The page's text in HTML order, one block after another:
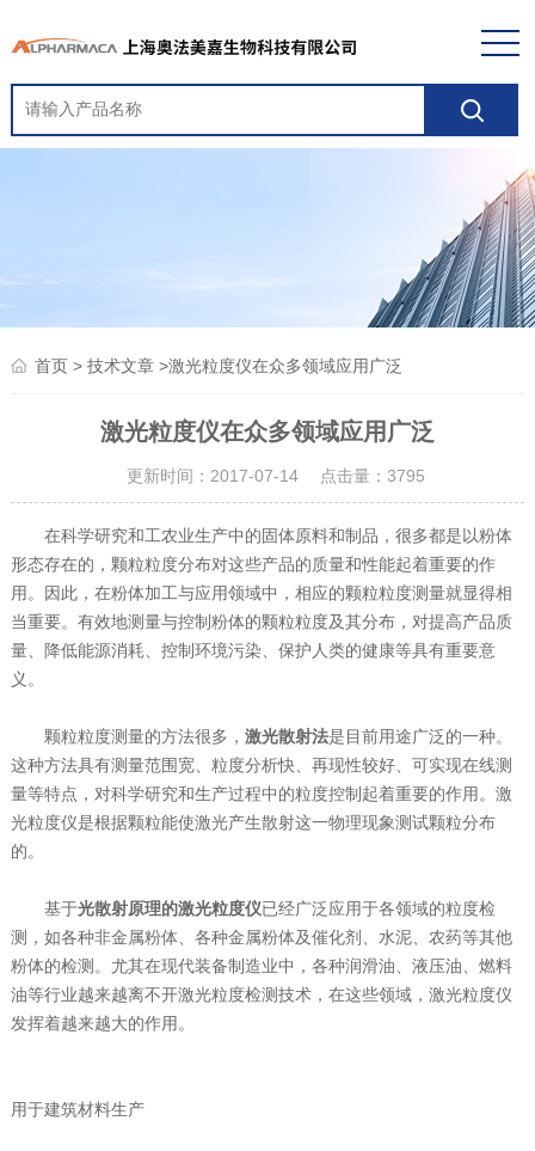
首页> 技术文章>激光粒度仪在众多领域应用广泛
激光粒度仪在众多领域应用广泛
更新时间：2017-07-14 点击量： 3795
在科学研究和工农业生产中的固体原料和制品，很多都是以粉体
形态存在的，颗粒粒度分布对这些产品的质量和性能起着重要的作
用。因此，在粉体加工与应用领域中，相应的颗粒粒度测量就显得相
当重要。有效地测量与控制粉体的颗粒粒度及其分布，对提高产品质
量、降低能源消耗、控制环境污染、保护人类的健康等具有重要意
义。
颗粒粒度测量的方法很多， 激光散射法是目前用途广泛的一种。
这种方法具有测量范围宽、粒度分析快、再现性较好、可实现在线测
量等特点，对科学研究和生产过程中的粒度控制起着重要的作用。激
光粒度仪是根据颗粒能使激光产生散射这一物理现象测试颗粒分布
的。
基于光散射原理的激光粒度仪已经广泛应用于各领域的粒度检
测，如各种非金属粉体、各种金属粉体及催化剂、水泥、农药等其他
粉体的检测。尤其在现代装备制造业中，各种润滑油、液压油、燃料
油等行业越来越离不开激光粒度检测技术，在这些领域，激光粒度仪
发挥着越来越大的作用。
用于建筑材料生产